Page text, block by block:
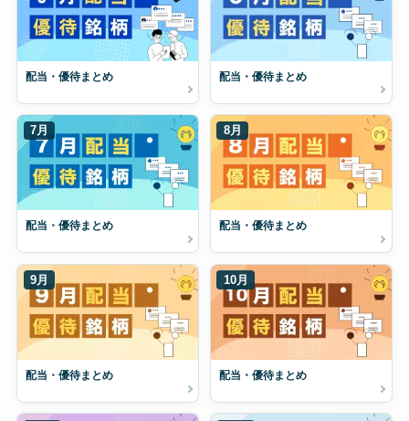
配当・優待まとめ 配当・優待まとめ
7月
配当・優待まとめ
8月
配当・優待まとめ
9月
配当・優待まとめ
10月
配当・優待まとめ